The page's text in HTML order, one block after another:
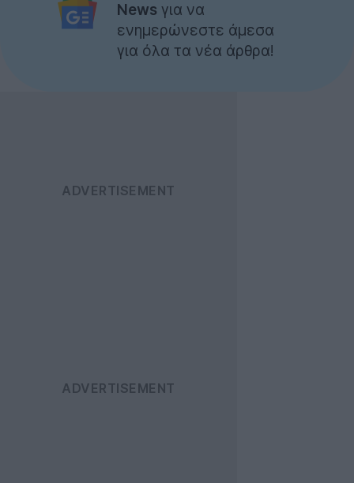
News για να
ενημερώνεστε άμεσα
για όλα τα νέα άρθρα!